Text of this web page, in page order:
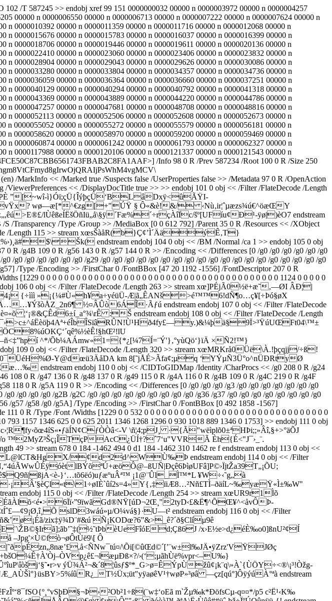
/T 587245 >> endobj xref 99 151 0000000032 00000 n 0000003972 00000 n 0000004257
00000 n 0000006550 00000 n 0000006713 00000 n 0000007222 00000 n 0000007624 00000 n
0000010392 00000 n 0000011359 00000 n 0000011716 00000 n 0000012068 00000 n
0000015676 00000 n 0000015783 00000 n 0000016037 00000 n 0000016399 00000 n
0000018706 00000 n 0000019446 00000 n 0000019611 00000 n 0000020136 00000 n
0000022410 00000 n 0000023060 00000 n 0000023406 00000 n 0000023832 00000 n
0000028904 00000 n 0000029043 00000 n 0000029626 00000 n 0000030086 00000 n
0000033280 00000 n 0000033804 00000 n 0000034357 00000 n 0000034736 00000 n
0000036059 00000 n 0000036364 00000 n 0000036660 00000 n 0000037251 00000 n
0000040129 00000 n 0000040294 00000 n 0000040792 00000 n 0000041318 00000 n
0000043369 00000 n 0000043889 00000 n 0000044220 00000 n 0000044786 00000 n
0000047257 00000 n 0000047681 00000 n 0000048708 00000 n 0000048816 00000 n
0000052113 00000 n 0000052506 00000 n 0000052608 00000 n 0000052673 00000 n
0000055052 00000 n 0000055272 00000 n 0000055579 00000 n 0000056181 00000 n
0000058620 00000 n 0000058970 00000 n 0000059200 00000 n 0000059469 00000 n
0000060874 00000 n 0000061242 00000 n 0000061793 00000 n 0000062327 00000 n
0000117988 00000 n 0000120106 00000 n 0000121337 00000 n 0000121543 00000 n
/Info 98 0 R /Prev 587234 /Root 100 0 R /Size 250
MarkInfo << /Marked true /Suspects false /UserProperties false >> /Metadata 97 0 R /OpenAction
ViewerPreferences << /DisplayDocTitle true >> >> endobj 101 0 obj << /Filter /FlateDecode /Length
”[~wî-ì}Óï;çÜ{ÎýþçÜ‘BLâDxÿ<ûÃŸI­
? wø—æ[*^€zg[+"ÚŸ § Ô«&è!&/ ‹Nù‚ir¦ˆµæzs¾ú€^öæŒY
lÙêßeÍËšÖñIü„å\§ÿ´Fæ%´÷rçÀîÏc/šº[UFíu¢Ð¹-ÿø|)èO7 endstream
/Transparency /Type /Group >> /MediaBox [0 0 612 792] /Parent 35 0 R /Resources << /XObject
/Length 115 >> stream xœsŠàåR(b}Ç¢’Ì´ÄäýÊ‚T}
endstream endobj 104 0 obj << /BM /Normal /ca 1 >> endobj 105 0 obj
R /g4B 109 0 R /g56 143 0 R /g57 144 0 R >> /Encoding << /Differences [0 /g0 /g0 /g0 /g0 /g0 /g0
/g0 /g0 /g0 /g0 /g0 /g0 /g29 /g0 /g0 /g0 /g0 /g0 /g0 /g0 /g0 /g0 /g0 /g0 /g0 /g0 /g0 /g0 /g0 /g0 /g0 /g0
/Type /Encoding >> /FirstChar 0 /FontBBox [47 20 1192 -1556] /FontDescriptor 207 0 R
[1229 0 0 0 0 0 0 0 0 0 0 0 0 0 0 0 0 0 0 0 0 0 0 0 0 0 0 0 0 0 0 0 0 0 0 0 0 0 0 0 0 1124 0 0 0 0 0
106 0 obj << /Filter /FlateDecode /Length 263 >> stream xœ]PÉjÃ0½ë+æ˜‚—ØI ÂÐ¦|
{÷ììì »¡{¼#Ù«h¥a÷yéüÜ-Æ|ã„ÊANš>é™™6!dÑ¶o…ç¥[÷Þó§øX
½¤ÂÛò6ÁÎ·Ãƒú endstream endobj 107 0 obj << /Filter /FlateDecode
:Š endstream endobj 108 0 obj << /Filter /FlateDecode /Length
ä§9Ï>³ŸúUŒFt04\™±
^*/Õb¼AÁmw«1={*¿[¼7Í=¨Ý'}‚°yùQö‘}ïÄ ×Ñ2!™}
109 0 obj << /Filter /FlateDecode /Length 320 >> stream xœMRKrå0Üë\À.!þçqjj/÷ß!
Y@dœü3ÄåDA km 8[˜jÅÉ>Ãfa¢;µq ‘YÝµÑ3Ü°o^nÜÐRtyØ
endobj 110 0 obj << /CIDToGIDMap /Identity /CharProcs << /g0 208 0 R /g24
108 0 R /g47 136 0 R /g48 137 0 R /g49 115 0 R /g4A 116 0 R /g4B 109 0 R /g4C 219 0 R /g4F
118 0 R /g5A 119 0 R >> /Encoding << /Differences [0 /g0 /g0 /g0 /g3 /g0 /g0 /g0 /g0 /g0 /g0 /g0
/g0 /g0 /g0 /g2B /g2C /g0 /g0 /g0 /g0 /g0 /g0 /g0 /g0 /g0 /g36 /g37 /g0 /g0 /g0 /g0 /g0 /g0 /g0 /g0
/g57 /g58 /g0 /g5A] /Type /Encoding >> /FirstChar 0 /FontBBox [0 492 1858 -1567]
0 R /Type /Font /Widths [1229 0 0 532 0 0 0 0 0 0 0 0 0 0 0 0 0 0 0 0 0 0 0 0 0 0 0 0 0 0 0 0 0 0 0
1157 1346 625 0 0 625 2011 1346 1268 1296 0 930 1018 889 1346 0 1753] >> endobj 111 0 obj
V \ñ¦4;pJ¸­ ·{Ã"wëìplõ0±ªHÞi;;»Âî,§+>°äÕJ
™2MyZ³Šç¡ÎTçPAcC¿ÜÍ†?ˆ7‘u"VVRÃ Èh{É<"J¯›_¨.
stream 678 0 184 -1462 494 0 d1 184 -1462 310 1462 re f endstream endobj 113 0 obj <<
 L@lCT&HgX/¢d2d^WÙ‰Þ endstream endobj 114 0 obj << /Filter
lBÝõªÚ+æöÔ@–ßUÑ|Ðçê6ÞìøUFâ]P©›ÏjtŽa39T„¡ÕU;
}‘…tõ6ëó)uƒæºuÂª™ ¡1@¨Ûl_Ì™*L ¥W÷‹˜g„à
Y{‚‡ïiÆ8…²Nñ­£TÌ–ðäíL~‰yæŸ«Ì±‰W"
115 0 obj << /Filter /FlateDecode /Length 254 >> stream xœUR9r1Ìõ
slD3wáú»µ/O¼vá§}·U—t² endstream endobj 116 0 obj << /Filter
ø¡Éã/zix‡ÿ¾D¨#&ú Ñ¡KODœ?6”&>_ê?´ð§Clíµ9ê
èUeFîóEd;Çß6J /x›E½e>d¿éÈ‰o0]ßnU²¢Í
–Jpg'×Ù©fò¬øÔtÙë9\[ Ô
\Õi[©ûŒd©´[’¨w±l‰JÄ•ÿZrz'VŸJØç
›(‘;µãhÙë%vpr<–U‰}
ýÜ¾Á²¬&´8¦ûsƒ$º*_G>ø=ÊÝpÙžû¢¡k¨q\»À`{ÙÖY÷<®\¡³!Òžg-
T½Üx;üt"yÿaøêV¹†wøP»³øâ —çz[qú°]ÔÿýúÀ°ªà endstream
²Ob²1÷ß(¨w‡‘oEã m`Žµ‰k*ÐöfsCµ-q¤¤*/p5 c²Ë¹‹K‰